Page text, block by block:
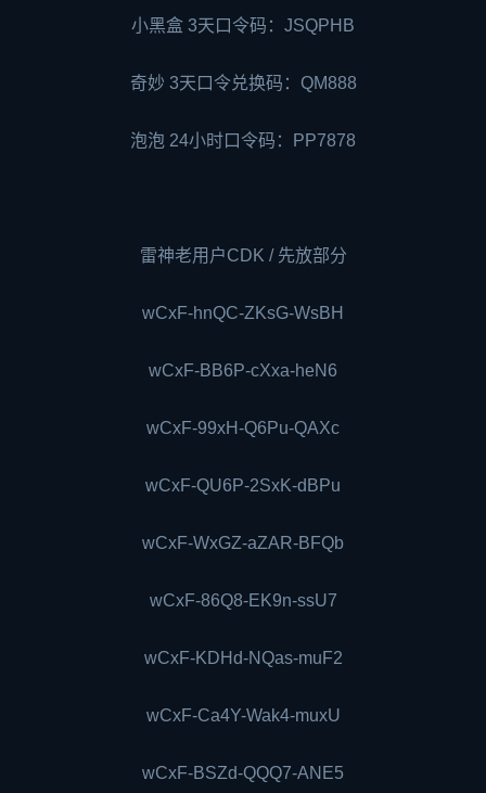
小黑盒 3天口令码：JSQPHB
奇妙 3天口令兑换码：QM888
泡泡 24小时口令码：PP7878
雷神老用户CDK / 先放部分
wCxF-hnQC-ZKsG-WsBH
wCxF-BB6P-cXxa-heN6
wCxF-99xH-Q6Pu-QAXc
wCxF-QU6P-2SxK-dBPu
wCxF-WxGZ-aZAR-BFQb
wCxF-86Q8-EK9n-ssU7
wCxF-KDHd-NQas-muF2
wCxF-Ca4Y-Wak4-muxU
wCxF-BSZd-QQQ7-ANE5